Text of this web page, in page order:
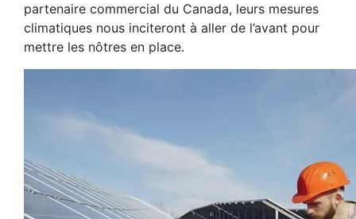
partenaire commercial du Canada, leurs mesures
climatiques nous inciteront à aller de l’avant pour
mettre les nôtres en place.